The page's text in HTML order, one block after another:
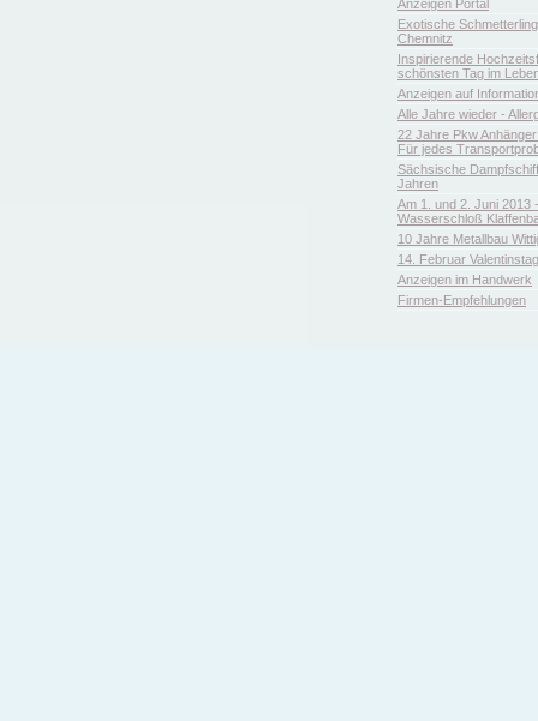
Anzeigen Portal
Exotische
Chemnitz
Inspirierende
schönsten Tag im
Anzeigen auf
Alle Jahre wieder -
22 Jahre Pkw
Für jedes
Sächsische
Jahren
Am 1. und 2. Juni 2013
Wasserschloß
10 Jahre Metallbau
14. Februar
Anzeigen im Handwerk
Firmen-Empfehlungen